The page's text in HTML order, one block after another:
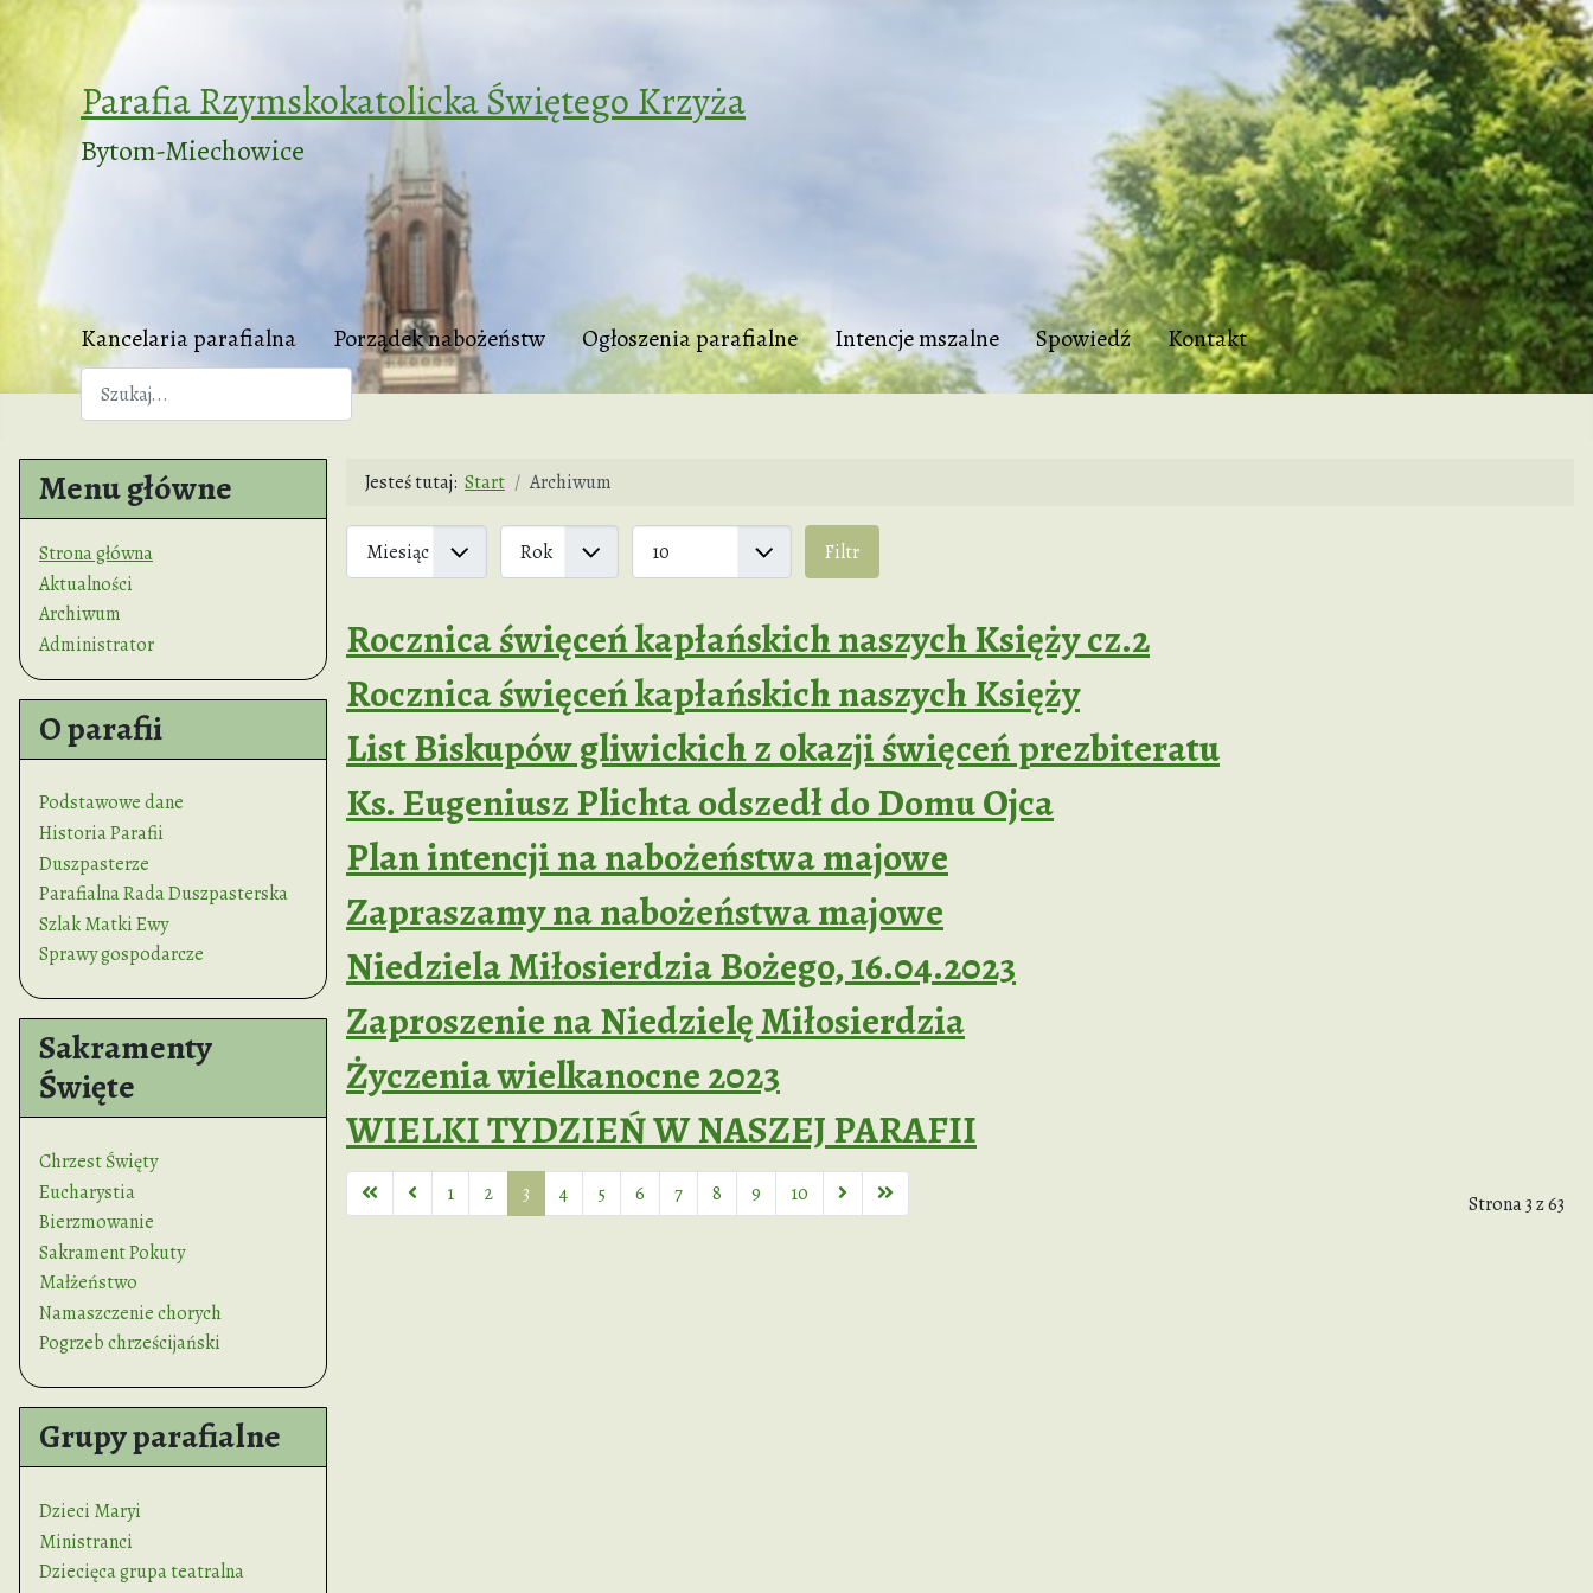
Parafia Rzymskokatolicka Świętego Krzyża
Bytom-Miechowice
Kancelaria parafialna Porządek nabożeństw Ogłoszenia parafialne Intencje mszalne Spowiedź Kontakt
Szukaj
Menu główne
Strona główna
Aktualności
Archiwum
Administrator
O parafii
Podstawowe dane
Historia Parafii
Duszpasterze
Parafialna Rada Duszpasterska
Szlak Matki Ewy
Sprawy gospodarcze
Sakramenty
Święte
Chrzest Święty
Eucharystia
Bierzmowanie
Sakrament Pokuty
Małżeństwo
Namaszczenie chorych
Pogrzeb chrześcijański
Grupy parafialne
Dzieci Maryi
Ministranci
Dziecięca grupa teatralna
Jesteś tutaj: Start Archiwum
Filtry
Miesiąc
Filtr
Rocznica święceń kapłańskich naszych Księży cz.2
Rocznica święceń kapłańskich naszych Księży
List Biskupów gliwickich z okazji święceń prezbiteratu
Ks. Eugeniusz Plichta odszedł do Domu Ojca
Plan intencji na nabożeństwa majowe
Zapraszamy na nabożeństwa majowe
Niedziela Miłosierdzia Bożego, 16.04.2023
Zaproszenie na Niedzielę Miłosierdzia
Życzenia wielkanocne 2023
WIELKI TYDZIEŃ W NASZEJ PARAFII
Strona 3 z 63
1 2 3 4 5 6 7 8 9 10